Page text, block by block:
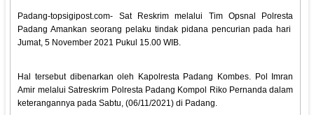
Padang-topsigipost.com- Sat Reskrim melalui Tim Opsnal Polresta
Padang Amankan seorang pelaku tindak pidana pencurian pada hari
Jumat, 5 November 2021 Pukul 15.00 WIB.
Hal tersebut dibenarkan oleh Kapolresta Padang Kombes. Pol Imran
Amir melalui Satreskrim Polresta Padang Kompol Riko Pernanda dalam
keterangannya pada Sabtu, (06/11/2021) di Padang.